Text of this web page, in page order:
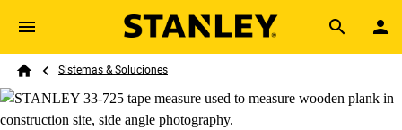
Skip to main content
Search
Breadcrumb
Sistemas & Soluciones